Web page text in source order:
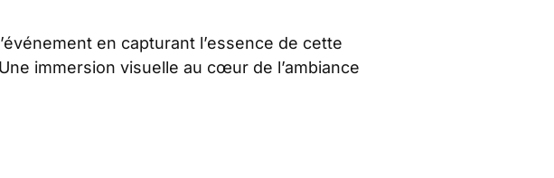
en capturant l’essence de cette
immersion visuelle au cœur de l’ambiance